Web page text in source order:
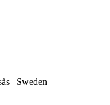
| Sweden